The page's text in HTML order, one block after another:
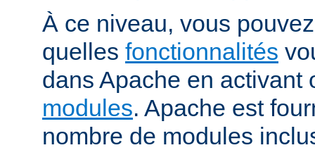
À ce niveau, vous
quelles fonctionnalités
dans Apache en activant
modules. Apache est
nombre de modules